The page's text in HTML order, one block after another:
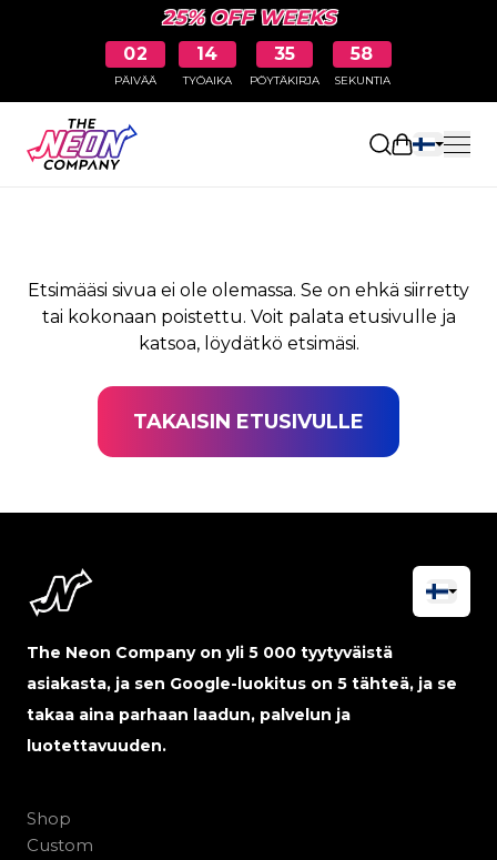
25% OFF WEEKS
02
PÄIVÄÄ
14
TYÖAIKA
35
PÖYTÄKIRJA
57
SEKUNTIA
Avaa
SIVUA EI LÖYDY
Etsimääsi sivua ei ole olemassa. Se on ehkä siirretty
tai kokonaan poistettu. Voit palata etusivulle ja
katsoa, löydätkö etsimäsi.
TAKAISIN ETUSIVULLE
The Neon Company on yli 5 000 tyytyväistä
asiakasta, ja sen Google-luokitus on 5 tähteä, ja se
takaa aina parhaan laadun, palvelun ja
luotettavuuden.
Shop
Custom